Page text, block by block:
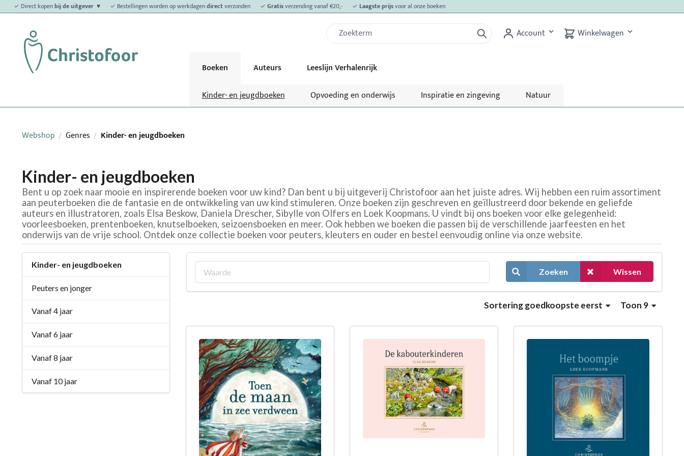
✓ Direct kopenbij de uitgever ♥ ✓ Bestellingen worden op werkdagendirectverzonden ✓ Gratisverzending vanaf €20,- ✓ Laagste prijsvoor al onze boeken
Account Winkelwagen
Boeken Auteurs
Leeslijn Verhalenrijk
Kinder- en jeugdboeken
Opvoeding en onderwijs Inspiratie en zingeving Natuur
Webshop / Genres / Kinder- en jeugdboeken
Kinder- en jeugdboeken
Bent u op zoek naar mooie en inspirerende boeken voor uw kind? Dan bent u bij uitgeverij Christofoor aan het juiste adres. Wij hebben een ruim assortiment
aan peuterboeken die de fantasie en de ontwikkeling van uw kind stimuleren. Onze boeken zijn geschreven en geïllustreerd door bekende en geliefde
auteurs en illustratoren, zoals Elsa Beskow, Daniela Drescher, Sibylle von Olfers en Loek Koopmans. U vindt bij ons boeken voor elke gelegenheid:
voorleesboeken, prentenboeken, knutselboeken, seizoensboeken en meer. Ook hebben we boeken die passen bij de verschillende jaarfeesten en het
onderwijs van de vrije school. Ontdek onze collectie boeken voor peuters, kleuters en ouder en bestel eenvoudig online via onze website.
Kinder- en jeugdboeken
Peuters en jonger
Vanaf 4 jaar
Vanaf 6 jaar
Vanaf 8 jaar
Vanaf 10 jaar
Zoeken Wissen
Toon 9
Sorteringgoedkoopste eerst